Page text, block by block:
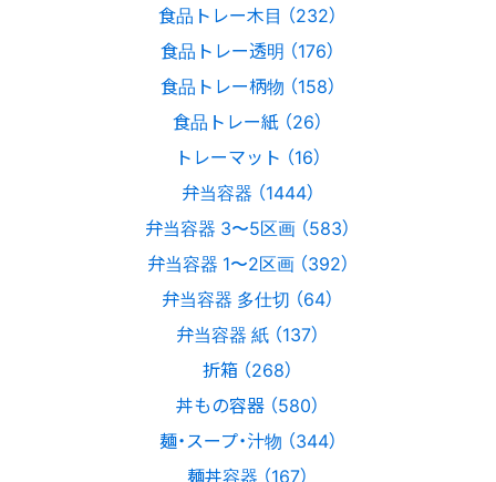
食品トレー木目 （232）
食品トレー透明 （176）
食品トレー柄物 （158）
食品トレー紙 （26）
トレーマット （16）
弁当容器 （1444）
弁当容器 3〜5区画 （583）
弁当容器 1〜2区画 （392）
弁当容器 多仕切 （64）
弁当容器 紙 （137）
折箱 （268）
丼もの容器 （580）
麺・スープ・汁物 （344）
麺丼容器 （167）